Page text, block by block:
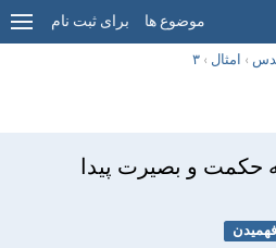
موضوع ها برای ثبت نام
› امثال ›۳
و بصيرت پيدا
فهمیدن